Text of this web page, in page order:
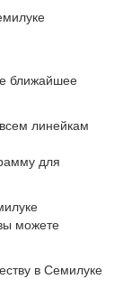
ближайшее
линейкам
для
можете
в Семилуке